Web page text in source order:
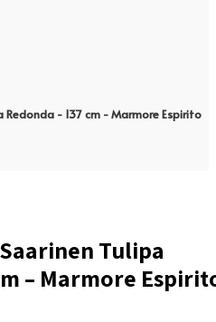
- 137 cm - Marmore Espirito
Tulipa
– Marmore